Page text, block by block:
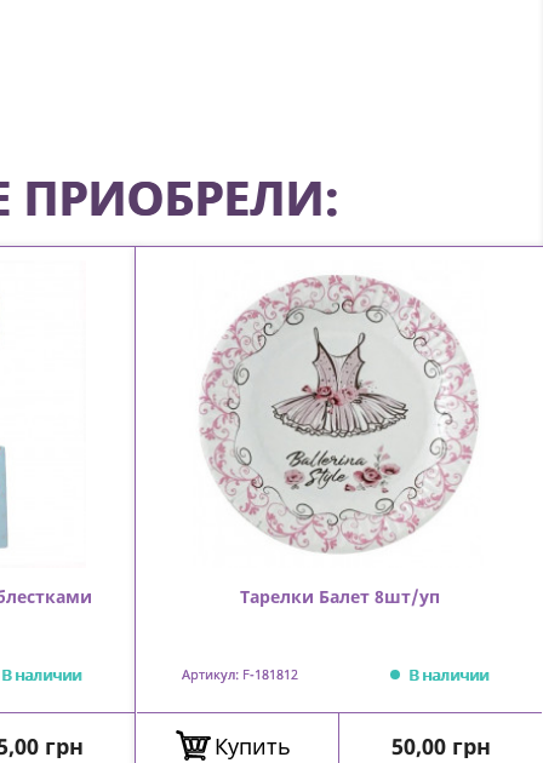
ПРИОБРЕЛИ:
В наличии
грн
Тарелки Балет 8шт/уп
Артикул: F-181812 В наличии
Купить Цена
50,00 грн